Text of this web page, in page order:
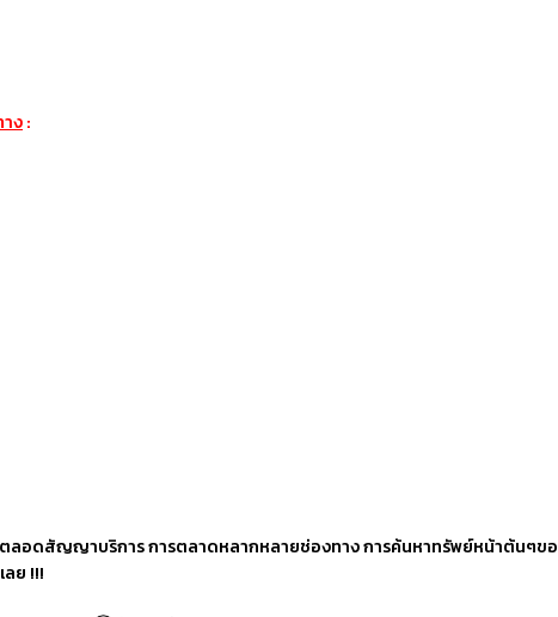
ง:
ตลอดสัญญาบริการ การตลาดหลากหลายช่องทาง การค้นหาทรัพย์หน้าต้นๆขอ
ลย !!!